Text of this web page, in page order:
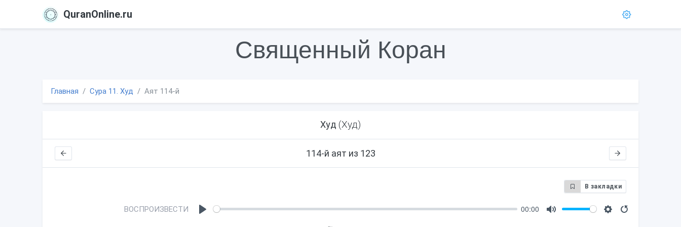
QuranOnline.ru
Священный Коран
Главная Сура 11. Худ Аят 114-й
Худ (Худ)
114-й аят из 123
В закладки
ВОСПРОИЗВЕСТИ 00:00